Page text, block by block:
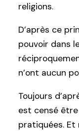
religions.
D’après ce
pouvoir dans
n’ont aucun
Toujours
est censé être
pratiquées.